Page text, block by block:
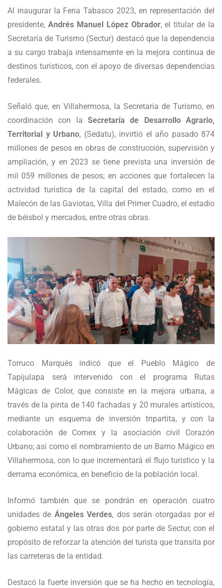
Al inaugurar la Feria Tabasco 2023, en representación del
presidente, Andrés Manuel López Obrador, el titular de la
Secretaría de Turismo (Sectur) destacó que la dependencia
a su cargo trabaja intensamente en la mejora continua de
destinos turísticos, con el apoyo de diversas dependencias
federales.
Señaló que, en Villahermosa, la Secretaría de Turismo, en
coordinación con la Secretaría de Desarrollo Agrario,
Territorial y Urbano, (Sedatu), invirtió el año pasado 874
millones de pesos en obras de construcción, supervisión y
ampliación, y en 2023 se tiene prevista una inversión de
mil 059 millones de pesos; en acciones que fortalecen la
actividad turística de la capital del estado, como en el
Malecón de las Gaviotas, Villa del Primer Cuadro, el estadio
de béisbol y mercados, entre otras obras.
Torruco Marqués indicó que el Pueblo Mágico de
Tapijulapa será intervenido con el programa Rutas
Mágicas de Color, que consiste en la mejora urbana, a
través de la pinta de 140 fachadas y 20 murales artísticos,
mediante un esquema de inversión tripartita, y con la
colaboración de Comex y la asociación civil Corazón
Urbano; así como el nombramiento de un Barrio Mágico en
Villahermosa, con lo que incrementará el flujo turístico y la
derrama económica, en beneficio de la población local.
Informó también que se pondrán en operación cuatro
unidades de Ángeles Verdes, dos serán otorgadas por el
gobierno estatal y las otras dos por parte de Sectur, con el
propósito de reforzar la atención del turista que transita por
las carreteras de la entidad.
Destacó la fuerte inversión que se ha hecho en tecnología,